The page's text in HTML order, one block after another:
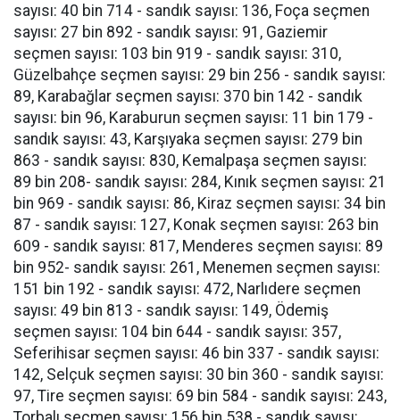
sayısı: 40 bin 714 - sandık sayısı: 136, Foça seçmen
sayısı: 27 bin 892 - sandık sayısı: 91, Gaziemir
seçmen sayısı: 103 bin 919 - sandık sayısı: 310,
Güzelbahçe seçmen sayısı: 29 bin 256 - sandık sayısı:
89, Karabağlar seçmen sayısı: 370 bin 142 - sandık
sayısı: bin 96, Karaburun seçmen sayısı: 11 bin 179 -
sandık sayısı: 43, Karşıyaka seçmen sayısı: 279 bin
863 - sandık sayısı: 830, Kemalpaşa seçmen sayısı:
89 bin 208- sandık sayısı: 284, Kınık seçmen sayısı: 21
bin 969 - sandık sayısı: 86, Kiraz seçmen sayısı: 34 bin
87 - sandık sayısı: 127, Konak seçmen sayısı: 263 bin
609 - sandık sayısı: 817, Menderes seçmen sayısı: 89
bin 952- sandık sayısı: 261, Menemen seçmen sayısı:
151 bin 192 - sandık sayısı: 472, Narlıdere seçmen
sayısı: 49 bin 813 - sandık sayısı: 149, Ödemiş
seçmen sayısı: 104 bin 644 - sandık sayısı: 357,
Seferihisar seçmen sayısı: 46 bin 337 - sandık sayısı:
142, Selçuk seçmen sayısı: 30 bin 360 - sandık sayısı:
97, Tire seçmen sayısı: 69 bin 584 - sandık sayısı: 243,